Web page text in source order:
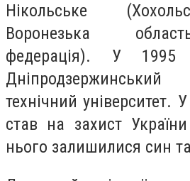
Нікольське
Воронезька
федерація). У 1995
технічний університет.
став на захист
нього залишилися син